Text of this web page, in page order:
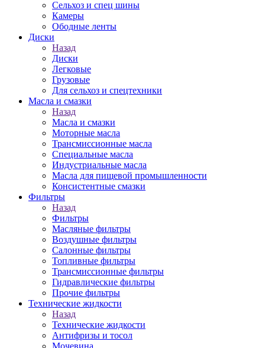
Сельхоз и спец шины
Камеры
Ободные ленты
Диски
Назад
Диски
Легковые
Грузовые
Для сельхоз и спецтехники
Масла и смазки
Назад
Масла и смазки
Моторные масла
Трансмиссионные масла
Специальные масла
Индустриальные масла
Масла для пищевой промышленности
Консистентные смазки
Фильтры
Назад
Фильтры
Масляные фильтры
Воздушные фильтры
Салонные фильтры
Топливные фильтры
Трансмиссионные фильтры
Гидравлические фильтры
Прочие фильтры
Технические жидкости
Назад
Технические жидкости
Антифризы и тосол
Мочевина